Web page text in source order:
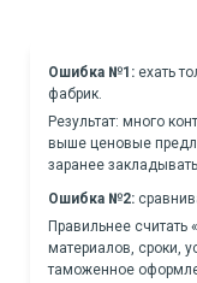
Ошибка №1: ехать
фабрик.
Результат: много
выше ценовые
заранее
Ошибка №2:
Правильнее считать
материалов, сроки,
таможенное